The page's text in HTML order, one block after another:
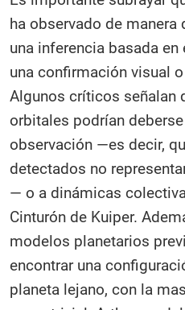
ha observado de manera
una inferencia basada
una confirmación visual
Algunos críticos señalan
orbitales podrían
observación —es decir,
detectados no
— o a dinámicas
Cinturón de Kuiper.
modelos planetarios
encontrar una
planeta lejano, con la